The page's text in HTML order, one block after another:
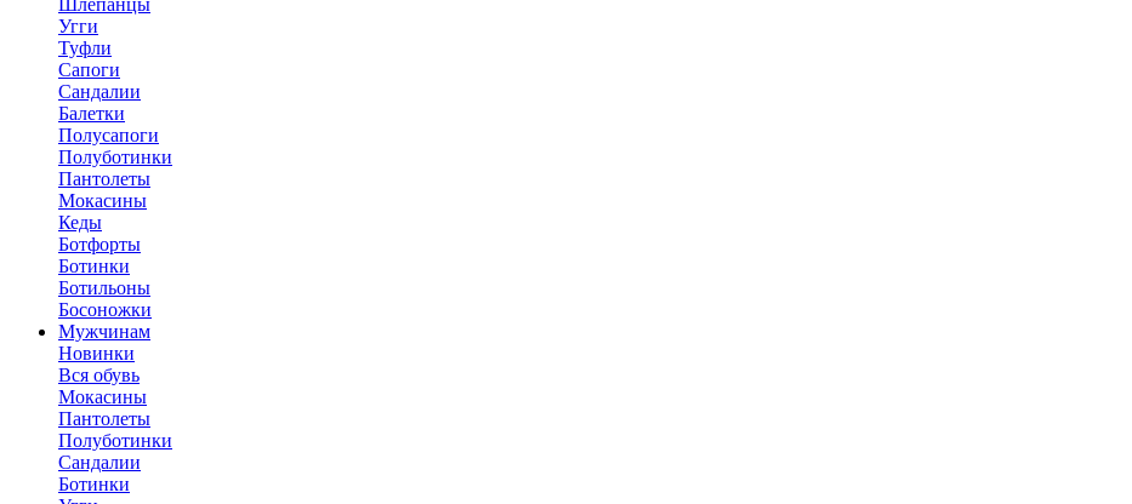
Шлепанцы
Угги
Туфли
Сапоги
Сандалии
Балетки
Полусапоги
Полуботинки
Пантолеты
Мокасины
Кеды
Ботфорты
Ботинки
Ботильоны
Босоножки
Мужчинам
Новинки
Вся обувь
Мокасины
Пантолеты
Полуботинки
Сандалии
Ботинки